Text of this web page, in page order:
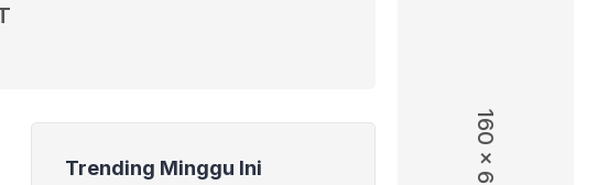
160 x 600
Trending Minggu Ini